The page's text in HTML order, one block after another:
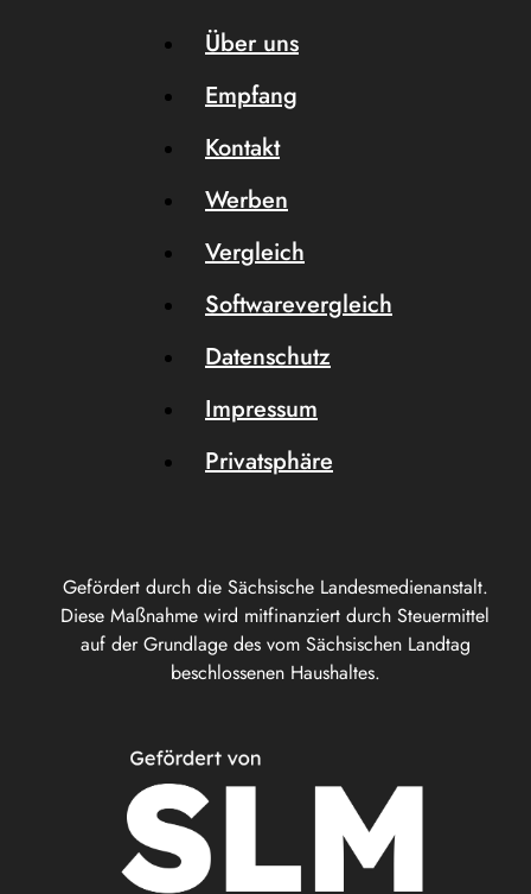
Gefördert durch die Sächsische Landesmedienanstalt.
Diese Maßnahme wird mitfinanziert durch Steuermittel
auf der Grundlage des vom Sächsischen Landtag
beschlossenen Haushaltes.
Über uns
Empfang
Kontakt
Werben
Vergleich
Softwarevergleich
Datenschutz
Impressum
Privatsphäre